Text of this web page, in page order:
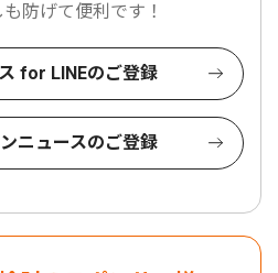
防げて便利です！
for LINEのご登録
ニュースのご登録